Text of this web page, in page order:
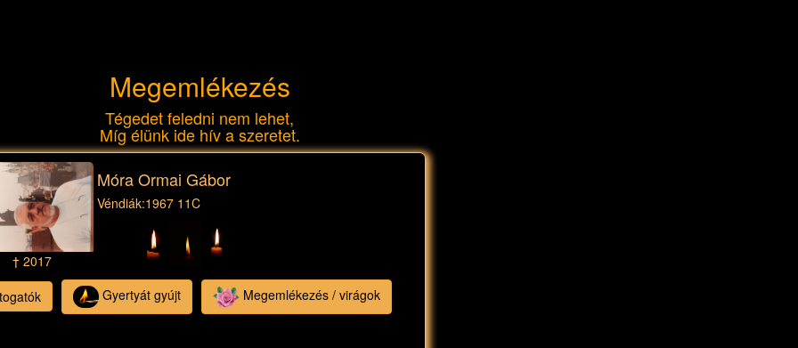
Megemlékezés
Tégedet feledni nem lehet,
Míg élünk ide hív a szeretet.
† 2017
Móra Ormai Gábor
Véndiák:1967 11C
Gyertyát gyújt Megemlékezés / virágok